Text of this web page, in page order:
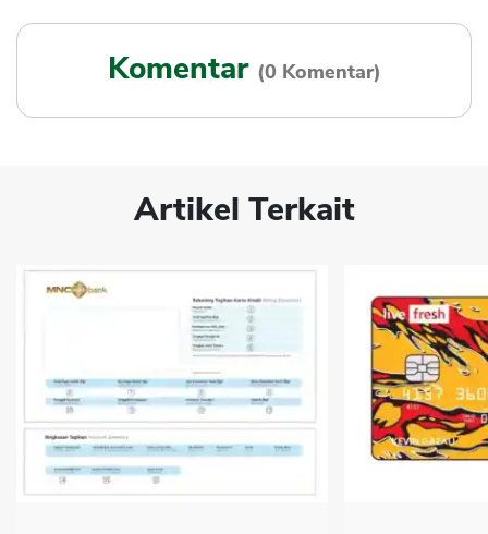
Komentar (0 Komentar)
Artikel Terkait